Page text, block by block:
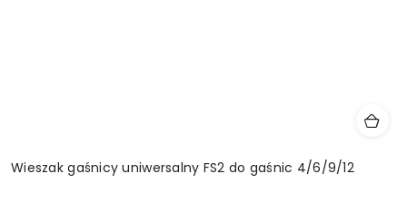
Wieszak gaśnicy uniwersalny FS2 do gaśnic 4/6/9/12